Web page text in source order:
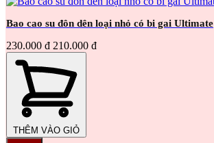
Bao cao su đôn dên loại nhỏ có bi gai Ultimate
230.000 đ 210.000 đ
THÊM VÀO GIỎ